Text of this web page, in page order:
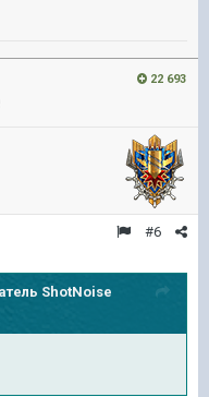
22 693
#6
ShotNoise